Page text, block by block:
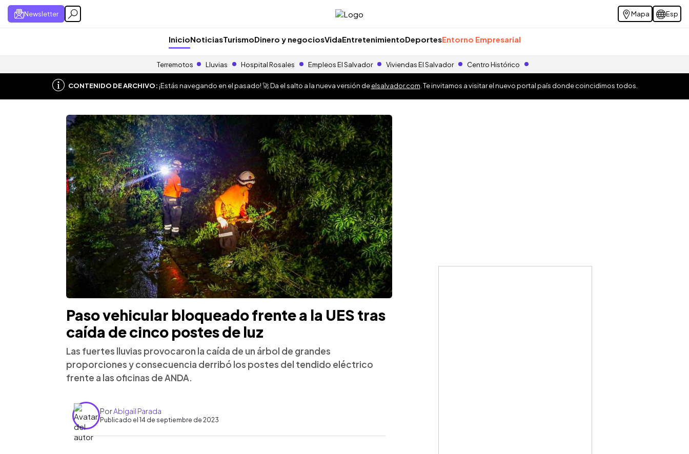
Newsletter Mapa Esp
InicioNoticiasTurismoDinero y negociosVidaEntretenimientoDeportesEntorno Empresarial
Terremotos Lluvias Hospital Rosales Empleos El Salvador Viviendas El Salvador Centro Histórico
CONTENIDO DE ARCHIVO:¡Estás navegando en el pasado! 🚀 Da el salto a la nueva versión deelsalvador.com . Te invitamos a visitar el nuevo portal país donde coincidimos todos.
Paso vehicular bloqueado frente a la UES tras
caída de cinco postes de luz
Las fuertes lluvias provocaron la caída de un árbol de grandes
proporciones y consecuencia derribó los postes del tendido eléctrico
frente a las oficinas de ANDA.
PorAbigail Parada
Publicado el 14 de septiembre de 2023